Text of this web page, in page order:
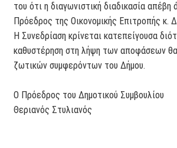
του ότι η διαγωνιστική διαδικασία απέβη
Πρόεδρος της Οικονομικής Επιτροπής κ.
Η Συνεδρίαση κρίνεται κατεπείγουσα
καθυστέρηση στη λήψη των αποφάσεων
ζωτικών συμφερόντων του Δήμου.
Ο Πρόεδρος του Δημοτικού Συμβουλίου
Θεριανός Στυλιανός